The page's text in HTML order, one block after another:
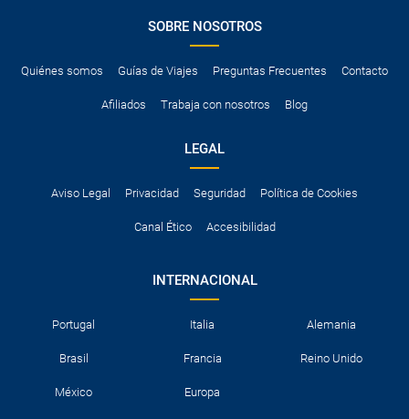
SOBRE NOSOTROS
Quiénes somos Guías de Viajes Preguntas Frecuentes Contacto
Afiliados Trabaja con nosotros Blog
LEGAL
Aviso Legal Privacidad Seguridad Política de Cookies
Canal Ético Accesibilidad
INTERNACIONAL
Portugal Italia Alemania
Brasil Francia Reino Unido
México Europa